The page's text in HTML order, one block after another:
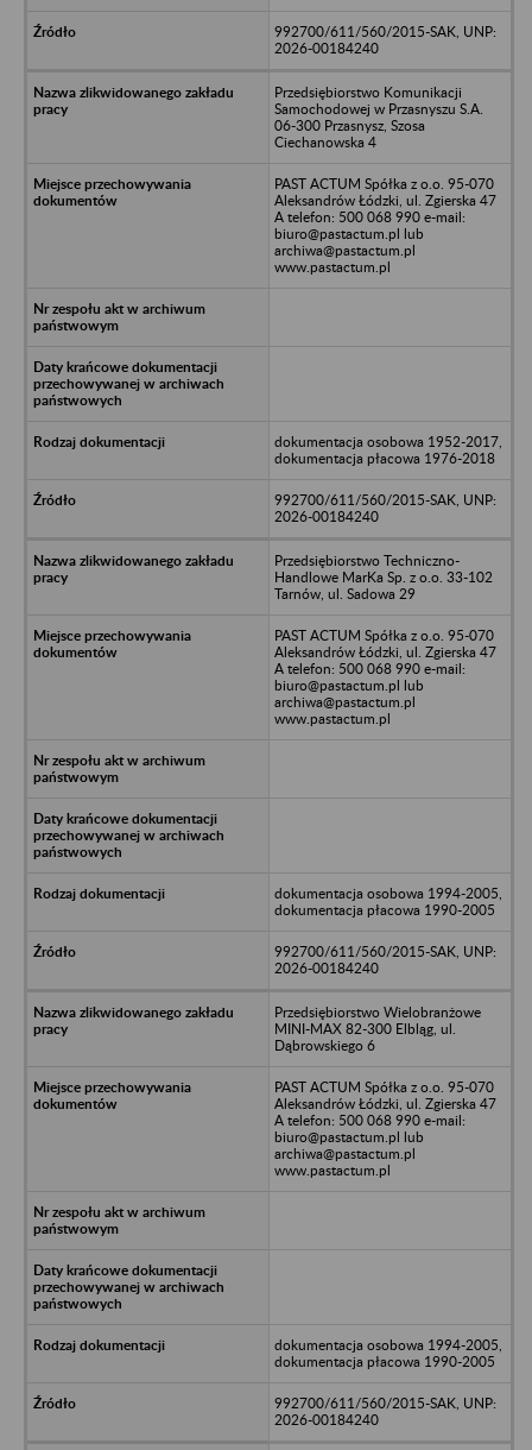
992700/611/560/2015-SAK, UNP:
2026-00184240
Przedsiębiorstwo Komunikacji
Samochodowej w Przasnyszu S.A.
06-300 Przasnysz, Szosa
Ciechanowska 4
PAST ACTUM Spółka z o.o. 95-070
Aleksandrów Łódzki, ul. Zgierska 47
A telefon: 500 068 990 e-mail:
biuro@pastactum.pl lub
archiwa@pastactum.pl
www.pastactum.pl
dokumentacja osobowa 1952-2017,
dokumentacja płacowa 1976-2018
992700/611/560/2015-SAK, UNP:
2026-00184240
Przedsiębiorstwo Techniczno-
Handlowe MarKa Sp. z o.o. 33-102
Tarnów, ul. Sadowa 29
PAST ACTUM Spółka z o.o. 95-070
Aleksandrów Łódzki, ul. Zgierska 47
A telefon: 500 068 990 e-mail:
biuro@pastactum.pl lub
archiwa@pastactum.pl
www.pastactum.pl
dokumentacja osobowa 1994-2005,
dokumentacja płacowa 1990-2005
992700/611/560/2015-SAK, UNP:
2026-00184240
Przedsiębiorstwo Wielobranżowe
MINI-MAX 82-300 Elbląg, ul.
Dąbrowskiego 6
PAST ACTUM Spółka z o.o. 95-070
Aleksandrów Łódzki, ul. Zgierska 47
A telefon: 500 068 990 e-mail:
biuro@pastactum.pl lub
archiwa@pastactum.pl
www.pastactum.pl
dokumentacja osobowa 1994-2005,
dokumentacja płacowa 1990-2005
992700/611/560/2015-SAK, UNP:
2026-00184240